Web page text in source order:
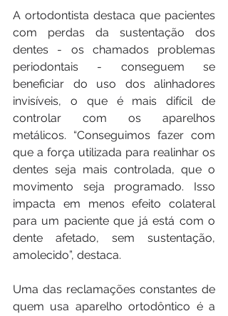
A ortodontista destaca que pacientes
com perdas da sustentação dos
dentes - os chamados problemas
periodontais - conseguem se
beneficiar do uso dos alinhadores
invisíveis, o que é mais difícil de
controlar com os aparelhos
metálicos. “Conseguimos fazer com
que a força utilizada para realinhar os
dentes seja mais controlada, que o
movimento seja programado. Isso
impacta em menos efeito colateral
para um paciente que já está com o
dente afetado, sem sustentação,
amolecido”, destaca.
Uma das reclamações constantes de
quem usa aparelho ortodôntico é a